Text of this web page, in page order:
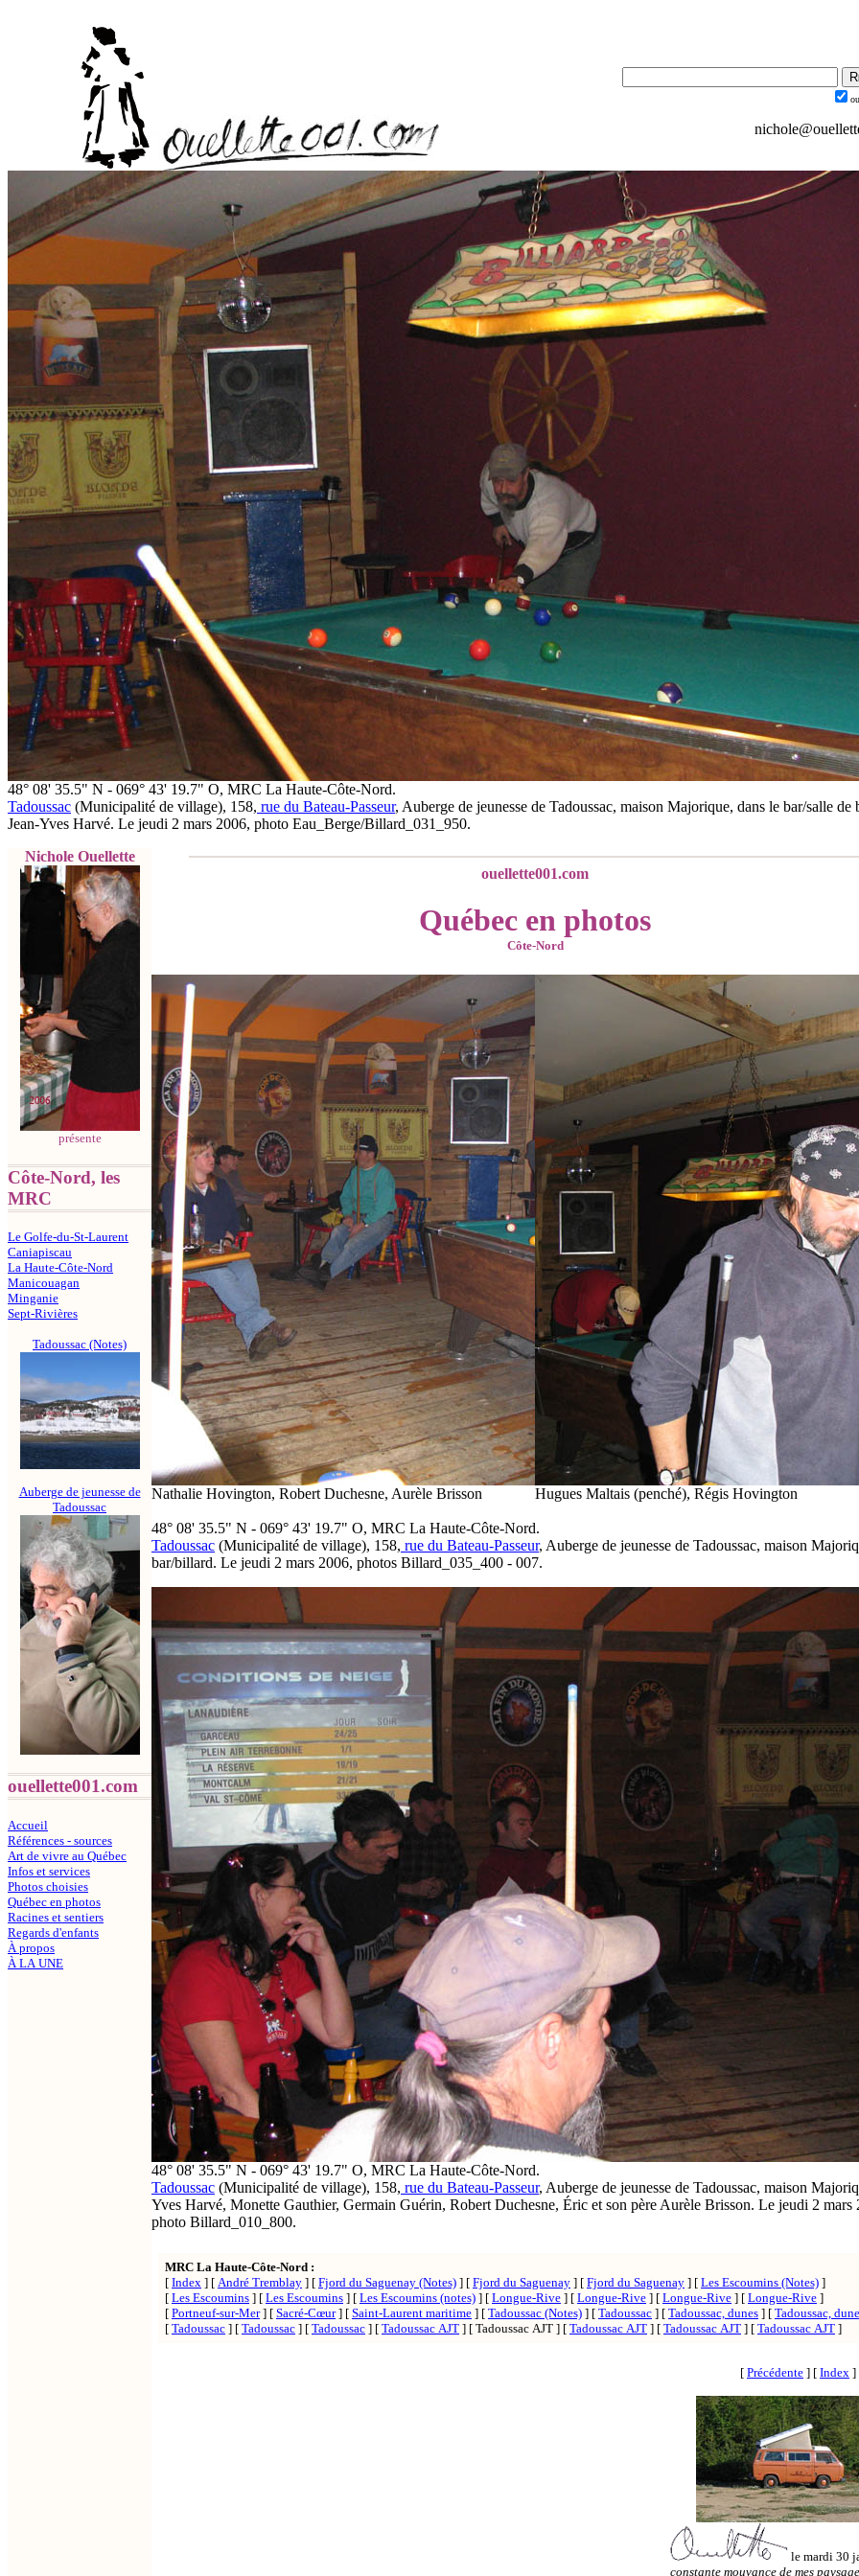
48° 08' 35.5" N - 069° 43' 19.7" O, MRC La Haute-Côte-Nord.
Tadoussac (Municipalité de village), 158, rue du Bateau-Passeur, Auberge de jeunesse de Tadoussac, maison Majorique, dans le bar/salle de
Jean-Yves Harvé. Le jeudi 2 mars 2006, photo Eau_Berge/Billard_031_950.
Nichole Ouellette
présente
Côte-Nord, les
MRC
Le Golfe-du-St-Laurent
Caniapiscau
La Haute-Côte-Nord
Manicouagan
Minganie
Sept-Rivières
Tadoussac (Notes)
Auberge de jeunesse de
Tadoussac
ouellette001.com
Accueil
Références - sources
Art de vivre au Québec
Infos et services
Photos choisies
Québec en photos
Racines et sentiers
Regards d'enfants
À propos
À LA UNE
ouellette001.com
Québec en photos
Côte-Nord
Nathalie Hovington, Robert Duchesne, Aurèle Brisson Hugues Maltais (penché), Régis Hovington
48° 08' 35.5" N - 069° 43' 19.7" O, MRC La Haute-Côte-Nord.
Tadoussac (Municipalité de village), 158, rue du Bateau-Passeur, Auberge de jeunesse de Tadoussac, maison
bar/billard. Le jeudi 2 mars 2006, photos Billard_035_400 - 007.
48° 08' 35.5" N - 069° 43' 19.7" O, MRC La Haute-Côte-Nord.
Tadoussac (Municipalité de village), 158, rue du Bateau-Passeur, Auberge de jeunesse de Tadoussac, maison
Yves Harvé, Monette Gauthier, Germain Guérin, Robert Duchesne, Éric et son père Aurèle Brisson. Le jeudi 2 mars
photo Billard_010_800.
MRC La Haute-Côte-Nord :
[ Index ] [ André Tremblay ] [ Fjord du Saguenay (Notes) ] [ Fjord du Saguenay ] [ Fjord du Saguenay ] [ Les Escoumins (Notes) ]
[ Les Escoumins ] [ Les Escoumins ] [ Les Escoumins (notes) ] [ Longue-Rive ] [ Longue-Rive ] [ Longue-Rive ] [ Longue-Rive ]
[ Portneuf-sur-Mer] [ Sacré-Cœur] [ Saint-Laurent maritime ] [ Tadoussac (Notes) ] [ Tadoussac ] [ Tadoussac, dunes ] [ Tadoussac,
[ Tadoussac ] [ Tadoussac ] [ Tadoussac ] [ Tadoussac AJT ] [ Tadoussac AJT ] [ Tadoussac AJT ] [ Tadoussac AJT ] [ Tadoussac AJT ]
[ Précédente ] [ Index ]
le mardi 30
constante mouvance de mes